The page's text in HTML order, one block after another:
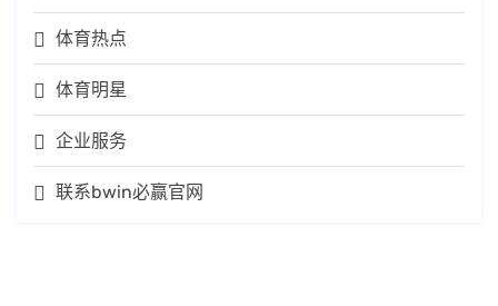
体育热点
体育明星
企业服务
联系bwin必赢官网